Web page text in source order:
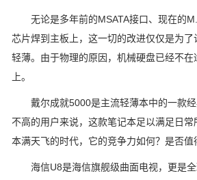
无论是多年前的MSATA接口、现在的
芯片焊到主板上，这一切的改进仅仅是为
轻薄。由于物理的原因，机械硬盘已经不
上。
戴尔成就5000是主流轻薄本中的一款经
不高的用户来说，这款笔记本足以满足日
本满天飞的时代，它的竞争力如何？是否值
海信U8是海信旗舰级曲面电视，更是全